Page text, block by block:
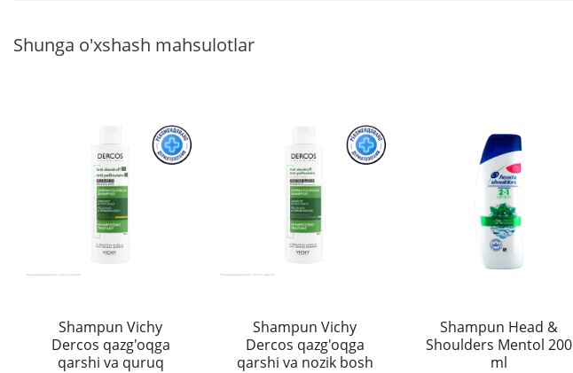
Shunga o'xshash mahsulotlar
Shampun Vichy
Dercos qazg'oqga
qarshi va quruq
Shampun Vichy
Dercos qazg'oqga
qarshi va nozik bosh
Shampun Head &
Shoulders Mentol 200
ml